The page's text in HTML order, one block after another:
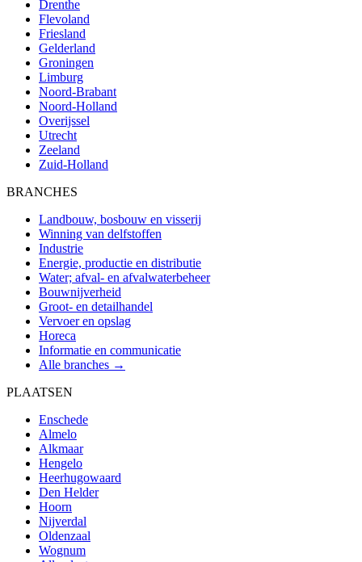
Drenthe
Flevoland
Friesland
Gelderland
Groningen
Limburg
Noord-Brabant
Noord-Holland
Overijssel
Utrecht
Zeeland
Zuid-Holland
BRANCHES
Landbouw, bosbouw en visserij
Winning van delfstoffen
Industrie
Energie, productie en distributie
Water; afval- en afvalwaterbeheer
Bouwnijverheid
Groot- en detailhandel
Vervoer en opslag
Horeca
Informatie en communicatie
Alle branches →
PLAATSEN
Enschede
Almelo
Alkmaar
Hengelo
Heerhugowaard
Den Helder
Hoorn
Nijverdal
Oldenzaal
Wognum